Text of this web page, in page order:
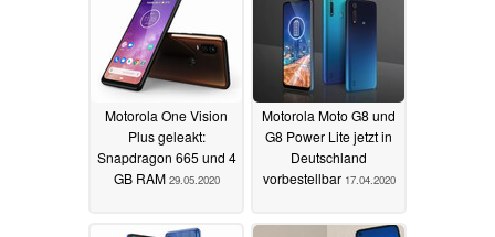
Motorola One Vision
Plus geleakt:
Snapdragon 665 und 4
GB RAM 29.05.2020
Motorola Moto G8 und
G8 Power Lite jetzt in
Deutschland
vorbestellbar 17.04.2020